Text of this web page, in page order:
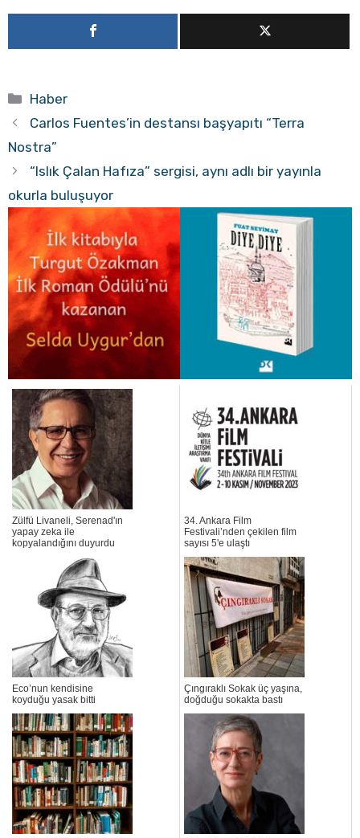
Kategoriler
Haber
Carlos Fuentes’in destansı başyapıtı “Terra
Nostra”
“Islık Çalan Hafıza” sergisi, aynı adlı bir yayınla
okurla buluşuyor
Zülfü Livaneli, Serenad'ın
yapay zeka ile
kopyalandığını duyurdu
34. Ankara Film
Festivali’nden çekilen film
sayısı 5'e ulaştı
Eco’nun kendisine
koyduğu yasak bitti
Çıngıraklı Sokak üç yaşına,
doğduğu sokakta bastı